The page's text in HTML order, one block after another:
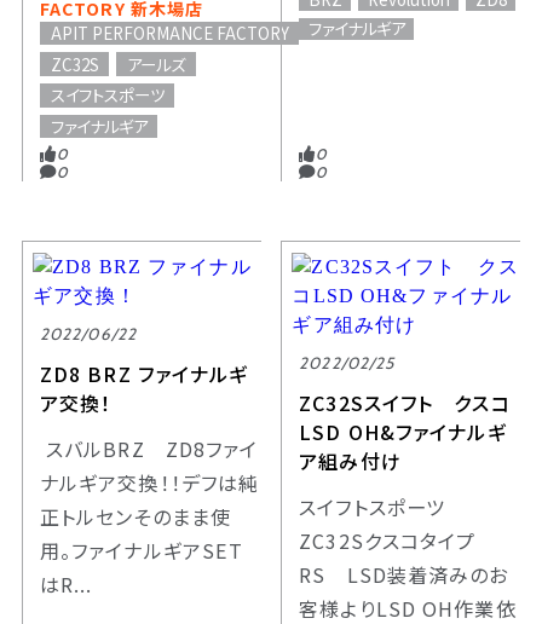
FACTORY 新木場店
APIT PERFORMANCE FACTORY
ZC32S
アールズ
スイフトスポーツ
ファイナルギア
0
0
ファイナルギア
0
0
2022/06/22
ZD8 BRZ ファイナルギ
ア交換！
スバルBRZ ZD8ファイ
ナルギア交換！！デフは純
正トルセンそのまま使
用。ファイナルギアSET
はR...
2022/02/25
ZC32Sスイフト クスコ
LSD OH&ファイナルギ
ア組み付け
スイフトスポーツ
ZC32Sクスコタイプ
RS LSD装着済みのお
客様よりLSD OH作業依